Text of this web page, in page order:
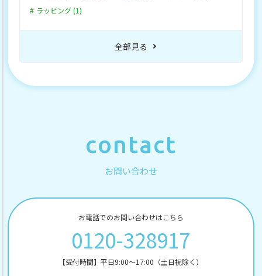
ラッピング (1)
全部見る
contact
お問い合わせ
お電話でのお問い合わせはこちら
0120-328917
【受付時間】平日9:00～17:00（土日祝除く）